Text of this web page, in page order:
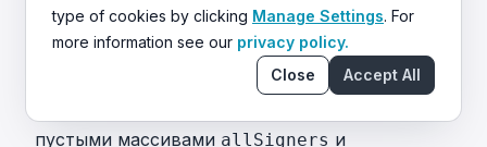
пустыми массивами allSigners и
type of cookies by clicking Manage Settings. For
more information see our privacy policy.
Close
Accept All